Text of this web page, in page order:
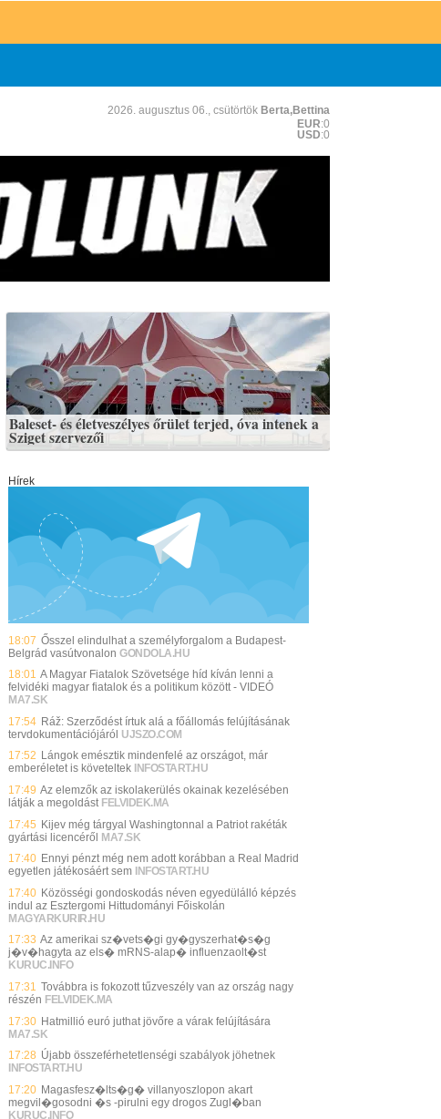
2026. augusztus 06., csütörtök Berta,Bettina
EUR:0
USD:0
Baleset- és életveszélyes őrület terjed, óva intenek a
Sziget szervezői
Hírek
18:07 Ősszel elindulhat a személyforgalom a Budapest-
Belgrád vasútvonalon GONDOLA.HU
18:01 A Magyar Fiatalok Szövetsége híd kíván lenni a
felvidéki magyar fiatalok és a politikum között - VIDEÓ
MA7.SK
17:54 Ráž: Szerződést írtuk alá a főállomás felújításának
tervdokumentációjáról UJSZO.COM
17:52 Lángok emésztik mindenfelé az országot, már
emberéletet is követeltek INFOSTART.HU
17:49 Az elemzők az iskolakerülés okainak kezelésében
látják a megoldást FELVIDEK.MA
17:45 Kijev még tárgyal Washingtonnal a Patriot rakéták
gyártási licencéről MA7.SK
17:40 Ennyi pénzt még nem adott korábban a Real Madrid
egyetlen játékosáért sem INFOSTART.HU
17:40 Közösségi gondoskodás néven egyedülálló képzés
indul az Esztergomi Hittudományi Főiskolán
MAGYARKURIR.HU
17:33 Az amerikai sz�vets�gi gy�gyszerhat�s�g
j�v�hagyta az els� mRNS-alap� influenzaolt�st
KURUC.INFO
17:31 Továbbra is fokozott tűzveszély van az ország nagy
részén FELVIDEK.MA
17:30 Hatmillió euró juthat jövőre a várak felújítására
MA7.SK
17:28 Újabb összeférhetetlenségi szabályok jöhetnek
INFOSTART.HU
17:20 Magasfesz�lts�g� villanyoszlopon akart
megvil�gosodni �s -pirulni egy drogos Zugl�ban
KURUC.INFO